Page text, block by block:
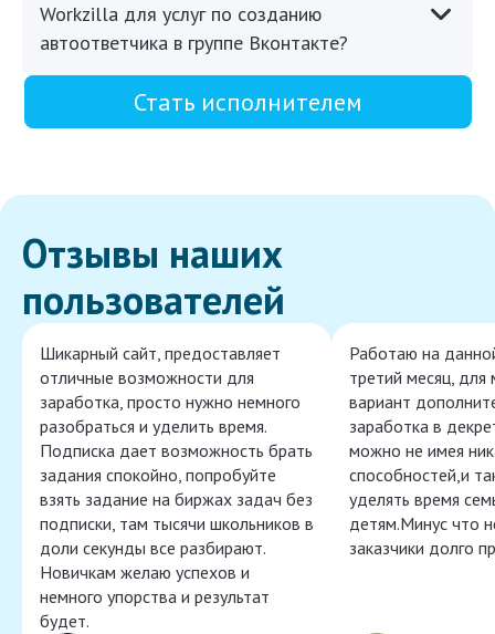
Workzilla для услуг по созданию
автоответчика в группе Вконтакте?
Стать исполнителем
Отзывы наших
пользователей
Шикарный сайт, предоставляет
отличные возможности для
заработка, просто нужно немного
разобраться и уделить время.
Подписка дает возможность брать
задания спокойно, попробуйте
взять задание на биржах задач без
подписки, там тысячи школьников в
доли секунды все разбирают.
Новичкам желаю успехов и
немного упорства и результат
будет.
Работаю на
третий месяц, для
вариант
заработка в
можно не имея
способностей,и
уделять время
детям.Минус что
заказчики долго